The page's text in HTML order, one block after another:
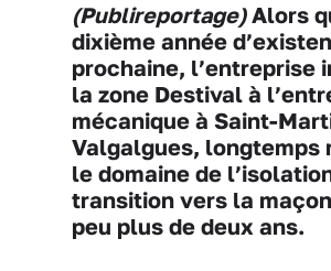
(Publireportage)Alors
dixième année
prochaine, l’entreprise
la zone Destival à
mécanique à Saint-
Valgalgues, longtemps
le domaine de
transition vers la
peu plus de deux ans.